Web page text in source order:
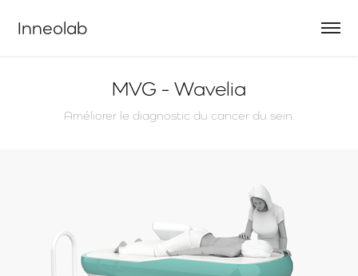
Inneolab
MVG - Wavelia
Améliorer le diagnostic du cancer du sein.